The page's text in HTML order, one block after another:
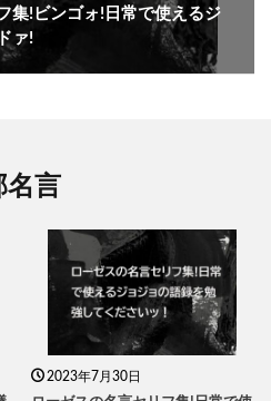
集!ビンゴォ!日常で使えるジ
ァ!
名言
2023年7月30日